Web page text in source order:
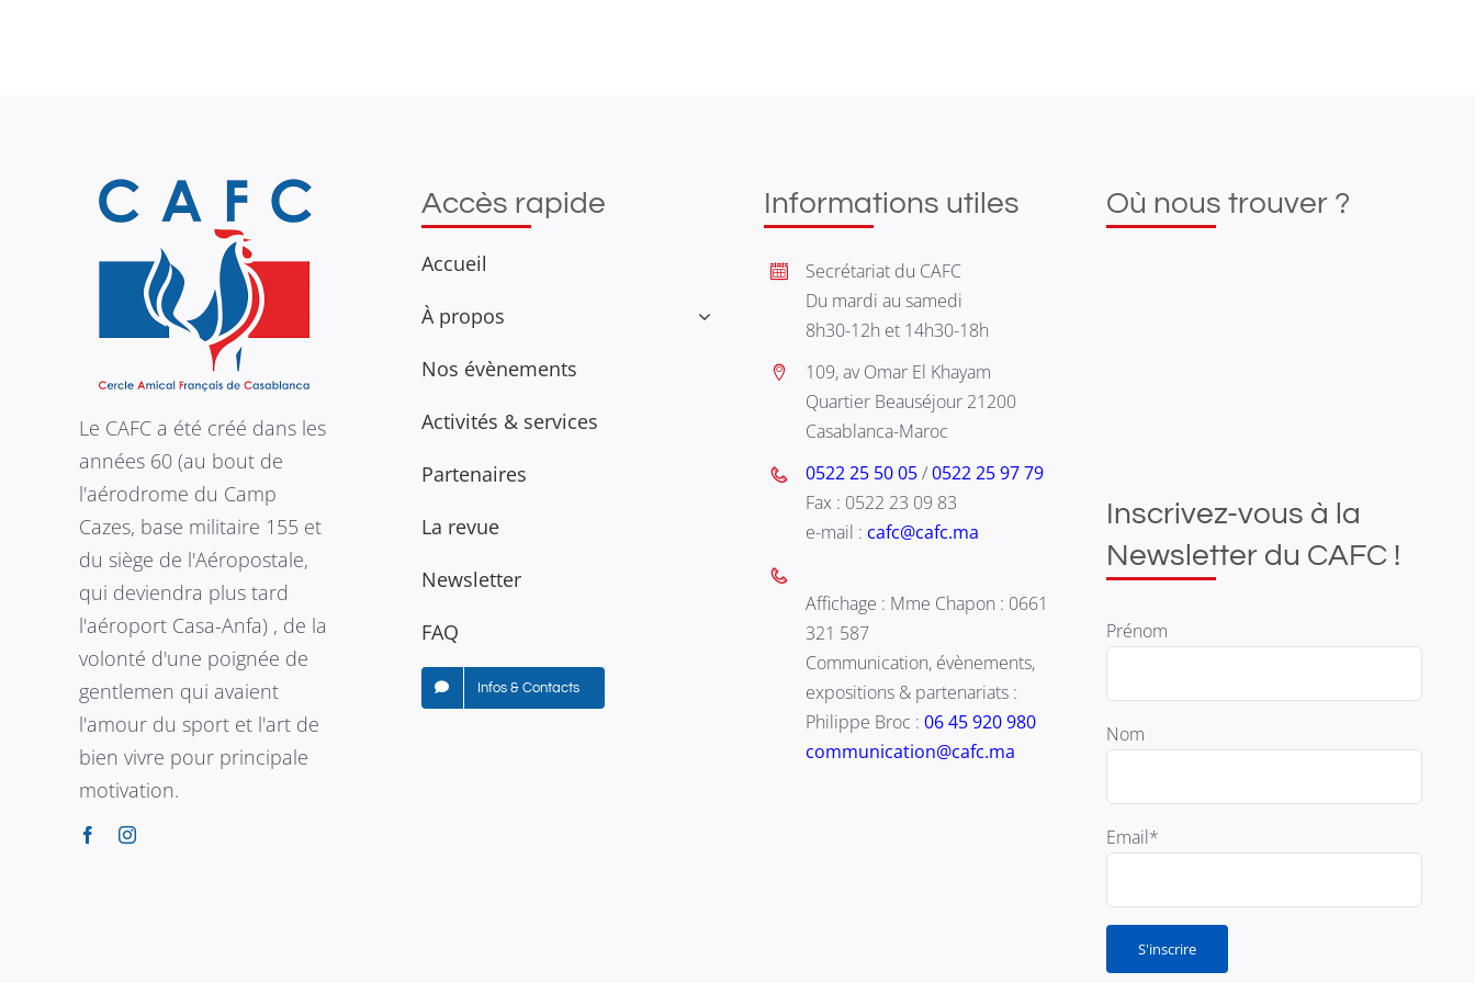
Le CAFC a été créé dans les
années 60 (au bout de
l'aérodrome du Camp
Cazes, base militaire 155 et
du siège de l'Aéropostale,
qui deviendra plus tard
l'aéroport Casa-Anfa) , de la
volonté d'une poignée de
gentlemen qui avaient
l'amour du sport et l'art de
bien vivre pour principale
motivation.
Accès rapide
Accueil
À propos
Nos évènements
Activités & services
Partenaires
La revue
Newsletter
FAQ
Infos & Contacts
Informations utiles
Secrétariat du CAFC
Du mardi au samedi
8h30-12h et 14h30-18h
109, av Omar El Khayam
Quartier Beauséjour 21200
Casablanca-Maroc
0522 25 50 05/0522 25 97 79
Fax : 0522 23 09 83
e-mail : cafc@cafc.ma
Affichage : Mme Chapon : 0661
321 587
Communication, évènements,
expositions & partenariats :
Philippe Broc :06 45 920 980
communication@cafc.ma
Où nous trouver ?
Inscrivez-vous à la
Newsletter du CAFC !
Prénom
Nom
Email*